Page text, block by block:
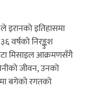
इरानको इतिहासमा
वर्षको निरङ्कुश
मिसाइल आक्रमणसँगै
जीवन, उनको
बगेको रगतको